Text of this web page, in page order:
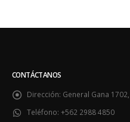
CONTÁCTANOS
Dirección: General Gana
Teléfono: +562 2988 4850